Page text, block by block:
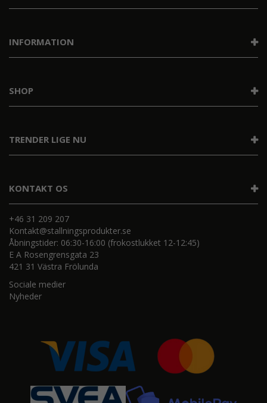
KONTAKT OS
+46 31 209 207
Kontakt@stallningsprodukter.se
Åbningstider: 06:30-16:00 (frokostlukket 12-12:45)
E A Rosengrensgata 23
421 31 Västra Frölunda
Sociale medier
Nyheder
INFORMATION
TRENDER LIGE NU
SHOP